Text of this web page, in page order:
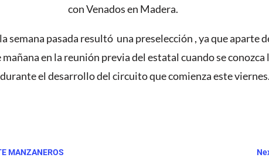
con Venados en Madera.
pasada resultó una preselección , ya que aparte
en la reunión previa del estatal cuando se
el desarrollo del circuito que comienza este viernes.
MANZANEROS